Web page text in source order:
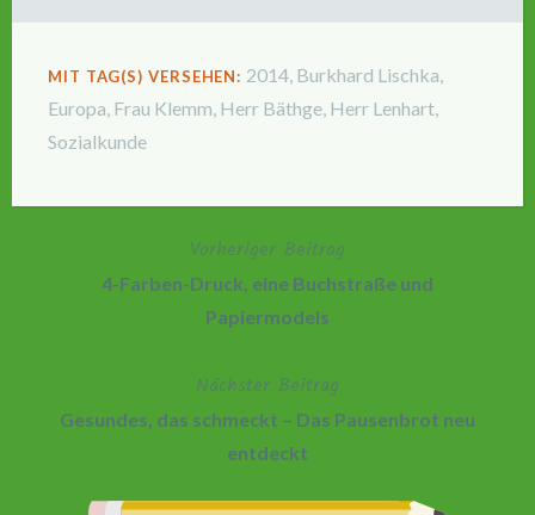
MIT TAG(S) VERSEHEN: 2014, Burkhard Lischka,
Europa, Frau Klemm, Herr Bäthge, Herr Lenhart,
Sozialkunde
BeitragsnavigationVorheriger Beitrag
4-Farben-Druck, eine Buchstraße und
Papiermodels
Nächster Beitrag
Gesundes, das schmeckt – Das Pausenbrot neu
entdeckt